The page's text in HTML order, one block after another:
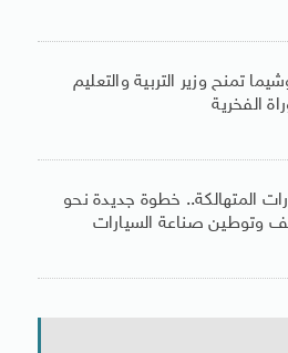
تمنح وزير التربية والتعليم
الفخرية
المتهالكة.. خطوة جديدة نحو
وتوطين صناعة السيارات